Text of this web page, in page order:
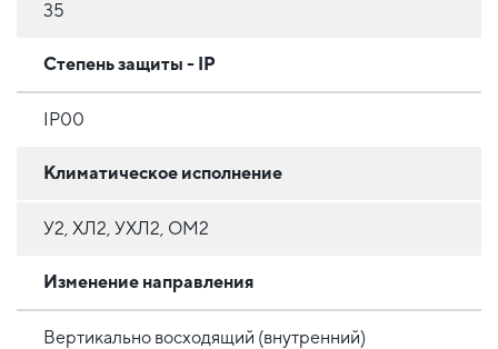
35
Степень защиты - IP
IP00
Климатическое исполнение
У2, ХЛ2, УХЛ2, ОМ2
Изменение направления
Вертикально восходящий (внутренний)